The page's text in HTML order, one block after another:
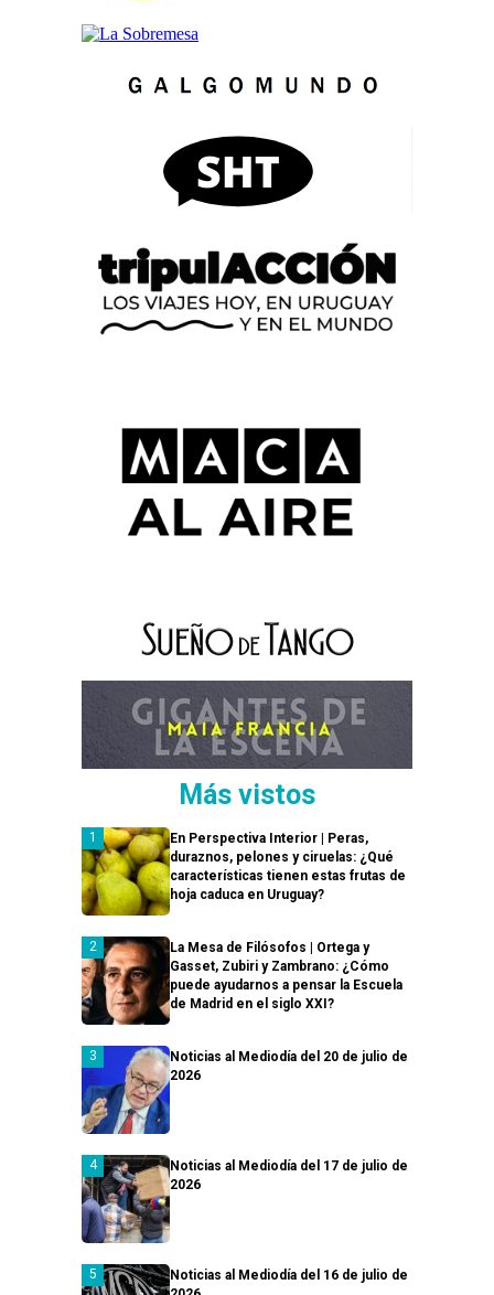
Más vistos
En Perspectiva Interior | Peras,
duraznos, pelones y ciruelas: ¿Qué
características tienen estas frutas de
hoja caduca en Uruguay?
La Mesa de Filósofos | Ortega y
Gasset, Zubiri y Zambrano: ¿Cómo
puede ayudarnos a pensar la Escuela
de Madrid en el siglo XXI?
Noticias al Mediodía del 20 de julio de
2026
Noticias al Mediodía del 17 de julio de
2026
Noticias al Mediodía del 16 de julio de